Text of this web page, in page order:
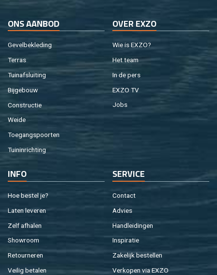
ONS AAN­BOD
Ge­vel­be­kle­ding
Ter­ras
Tuin­af­slui­ting
Bij­ge­bouw
Con­struc­tie
Weide
Toe­gangs­poor­ten
Tuin­in­rich­ting
OVER EXZO
Wie is EXZO?
Het team
In de pers
EXZO TV
Jobs
INFO
Hoe be­stel je?
Laten le­ve­ren
Zelf af­ha­len
Show­room
Re­tour­ne­ren
Vei­lig be­ta­len
SER­VI­CE
Con­tact
Ad­vies
Hand­lei­din­gen
In­spi­ra­tie
Za­ke­lijk be­stel­len
Ver­ko­pen via EXZO